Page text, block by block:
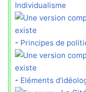
Individualisme
- Principes de
- Eléments